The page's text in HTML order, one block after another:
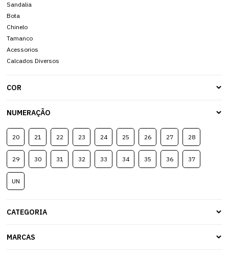
Sandalia
Bota
Chinelo
Tamanco
Acessorios
Calcados Diversos
COR
NUMERAÇÃO
20 21 22 23 24 25 26 27 28
29 30 31 32 33 34 35 36 37
UN
CATEGORIA
MARCAS